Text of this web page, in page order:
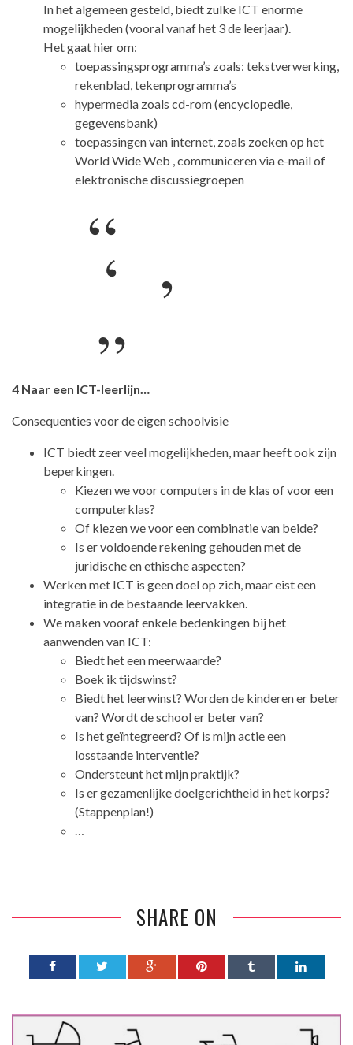
In het algemeen gesteld, biedt zulke ICT enorme
mogelijkheden (vooral vanaf het 3 de leerjaar).
Het gaat hier om:
toepassingsprogramma’s zoals: tekstverwerking,
rekenblad, tekenprogramma’s
hypermedia zoals cd-rom (encyclopedie,
gegevensbank)
toepassingen van internet, zoals zoeken op het
World Wide Web , communiceren via e-mail of
elektronische discussiegroepen
4 Naar een ICT-leerlijn…
Consequenties voor de eigen schoolvisie
ICT biedt zeer veel mogelijkheden, maar heeft ook zijn
beperkingen.
Kiezen we voor computers in de klas of voor een
computerklas?
Of kiezen we voor een combinatie van beide?
Is er voldoende rekening gehouden met de
juridische en ethische aspecten?
Werken met ICT is geen doel op zich, maar eist een
integratie in de bestaande leervakken.
We maken vooraf enkele bedenkingen bij het
aanwenden van ICT:
Biedt het een meerwaarde?
Boek ik tijdswinst?
Biedt het leerwinst? Worden de kinderen er beter
van? Wordt de school er beter van?
Is het geïntegreerd? Of is mijn actie een
losstaande interventie?
Ondersteunt het mijn praktijk?
Is er gezamenlijke doelgerichtheid in het korps?
(Stappenplan!)
…
SHARE ON